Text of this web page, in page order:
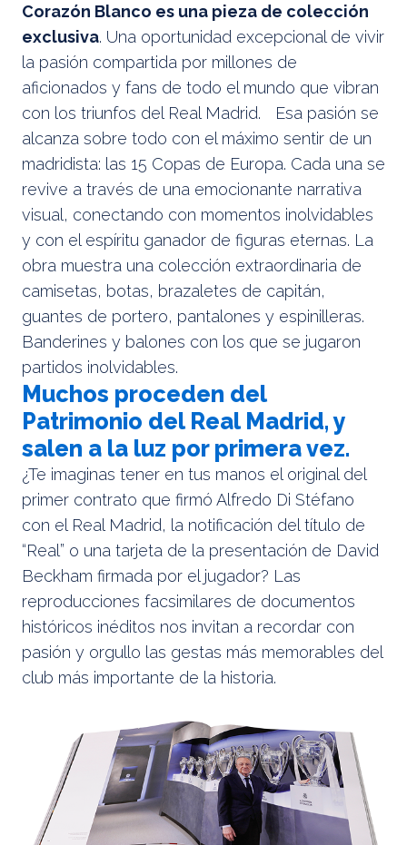
Corazón Blanco es una pieza de colección
exclusiva. Una oportunidad excepcional de vivir
la pasión compartida por millones de
aficionados y fans de todo el mundo que vibran
con los triunfos del Real Madrid. Esa pasión se
alcanza sobre todo con el máximo sentir de un
madridista: las 15 Copas de Europa. Cada una se
revive a través de una emocionante narrativa
visual, conectando con momentos inolvidables
y con el espíritu ganador de figuras eternas. La
obra muestra una colección extraordinaria de
camisetas, botas, brazaletes de capitán,
guantes de portero, pantalones y espinilleras.
Banderines y balones con los que se jugaron
partidos inolvidables.
Muchos proceden del
Patrimonio del Real Madrid, y
salen a la luz por primera vez.
¿Te imaginas tener en tus manos el original del
primer contrato que firmó Alfredo Di Stéfano
con el Real Madrid, la notificación del título de
“Real” o una tarjeta de la presentación de David
Beckham firmada por el jugador? Las
reproducciones facsimilares de documentos
históricos inéditos nos invitan a recordar con
pasión y orgullo las gestas más memorables del
club más importante de la historia.